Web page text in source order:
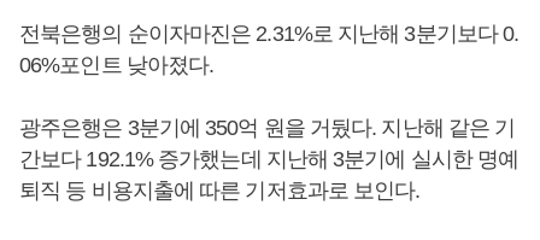
전북은행의 순이자마진은 2.31%로 지난해 3분기보다 0.
06%포인트 낮아졌다.
광주은행은 3분기에 350억 원을 거뒀다. 지난해 같은 기
간보다 192.1% 증가했는데 지난해 3분기에 실시한 명예
퇴직 등 비용지출에 따른 기저효과로 보인다.